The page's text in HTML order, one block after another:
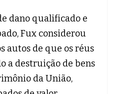
dano qualificado e
Fux considerou
autos de que os réus
a destruição de bens
da União,